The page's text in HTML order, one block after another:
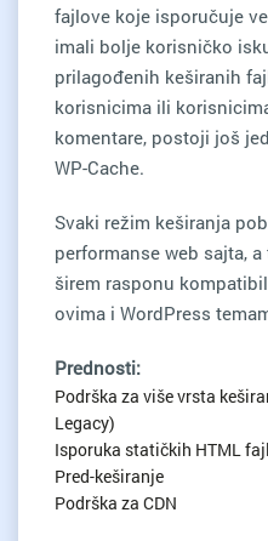
fajlove koje isporučuje
imali bolje korisničko
prilagođenih keširanih
korisnicima ili
komentare, postoji još
WP-Cache.
Svaki režim keširanja
performanse web sajta,
širem rasponu
ovima i WordPress
Prednosti:
Podrška za više vrsta
Legacy)
Isporuka statičkih HTML
Pred-keširanje
Podrška za CDN